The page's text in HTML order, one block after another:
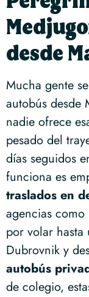
desde
Mucha gente
autobús desde
nadie ofrece
pesado del
días seguidos
funciona es
traslados en
agencias como
por volar
Dubrovnik y
autobús
de colegio,